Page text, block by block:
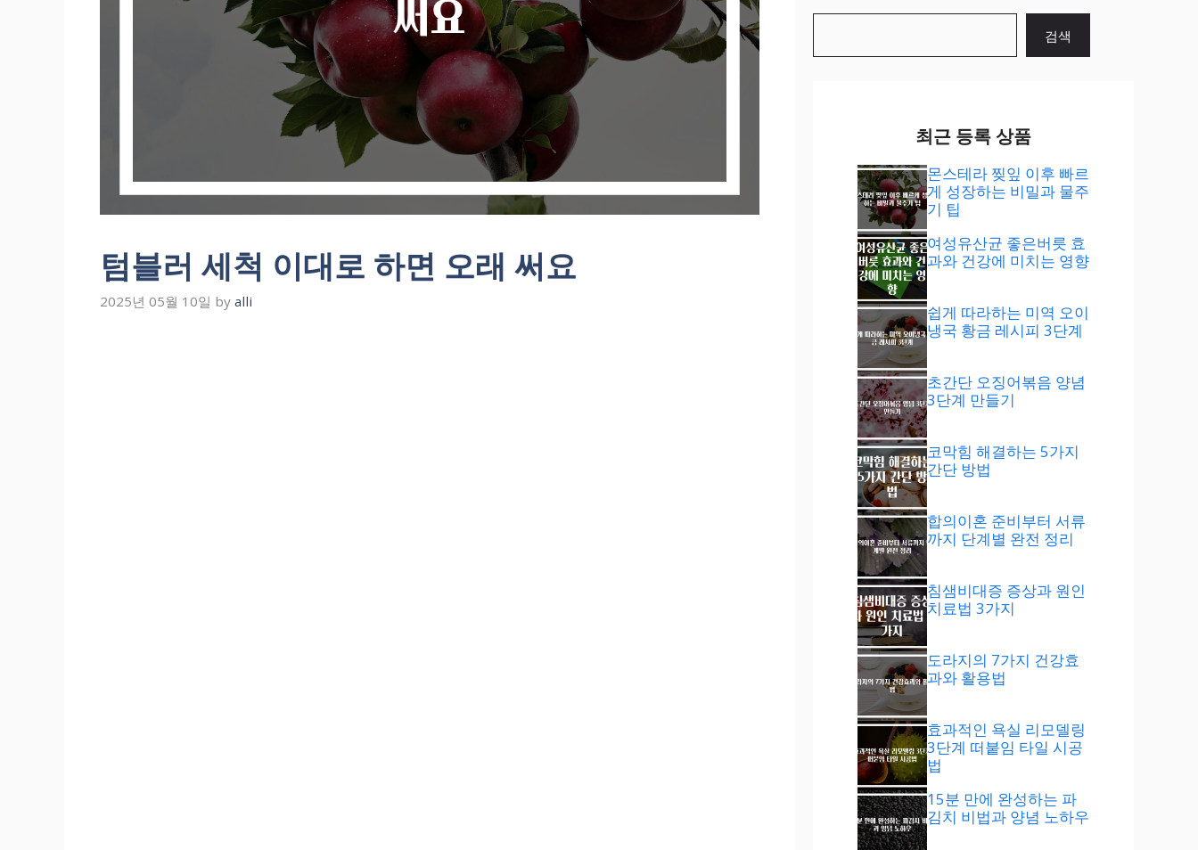
텀블러 세척 이대로 하면 오래 써요
2025년 05월 10일 by alli
검색
최근 등록 상품
몬스테라 찢잎 이후 빠르
게 성장하는 비밀과 물주
기 팁
여성유산균 좋은버릇 효
과와 건강에 미치는 영향
쉽게 따라하는 미역 오이
냉국 황금 레시피 3단계
초간단 오징어볶음 양념
3단계 만들기
코막힘 해결하는 5가지
간단 방법
합의이혼 준비부터 서류
까지 단계별 완전 정리
침샘비대증 증상과 원인
치료법 3가지
도라지의 7가지 건강효
과와 활용법
효과적인 욕실 리모델링
3단계 떠붙임 타일 시공
법
15분 만에 완성하는 파
김치 비법과 양념 노하우